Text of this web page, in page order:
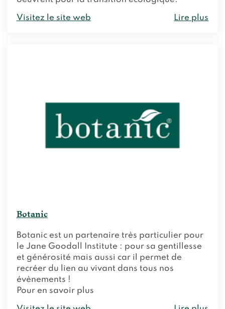
Visitez le site web Lire plus
Botanic
Botanic est un partenaire très particulier pour
le Jane Goodall Institute : pour sa gentillesse
et générosité mais aussi car il permet de
recréer du lien au vivant dans tous nos
évènements !
Pour en savoir plus